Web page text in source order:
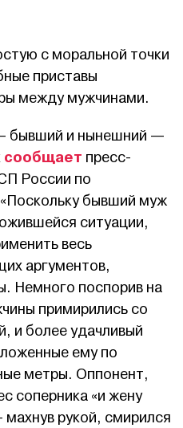
с моральной точки
приставы
между мужчинами.
бывший и нынешний —
сообщает пресс-
России по
бывший муж
ситуации,
весь
аргументов,
Немного поспорив на
примирились со
и более удачливый
ему по
метры. Оппонент,
соперника «и жену
рукой, смирился